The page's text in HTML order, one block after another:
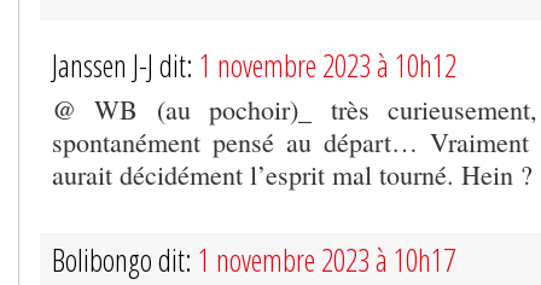
Janssen J-J dit: 1 novembre 2023 à 10h12
@ WB (au pochoir)_ très
spontanément pensé au départ…
aurait décidément l’esprit mal tourné. Hein ?
Bolibongo dit: 1 novembre 2023 à 10h17